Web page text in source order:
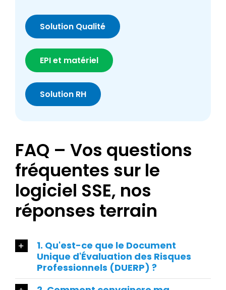
Solution Qualité
EPI et matériel
Solution RH
FAQ – Vos questions
fréquentes sur le
logiciel SSE, nos
réponses terrain
1. Qu'est-ce que le Document
Unique d'Évaluation des Risques
Professionnels (DUERP) ?